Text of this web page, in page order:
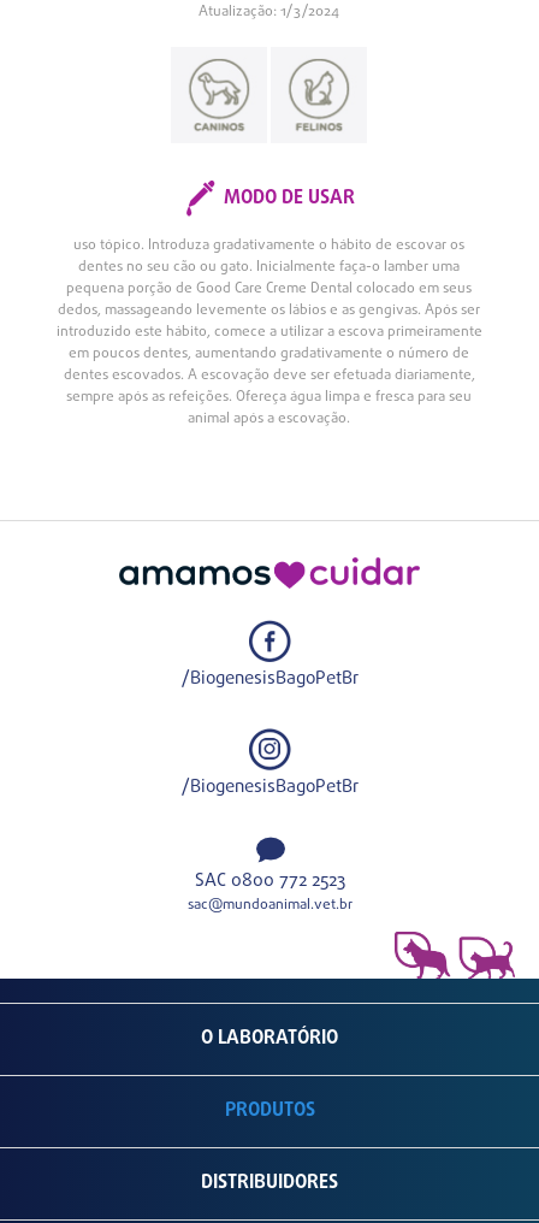
Atualização: 1/3/2024
MODO DE USAR
uso tópico. Introduza gradativamente o hábito de escovar os
dentes no seu cão ou gato. Inicialmente faça-o lamber uma
pequena porção de Good Care Creme Dental colocado em seus
dedos, massageando levemente os lábios e as gengivas. Após ser
introduzido este hábito, comece a utilizar a escova primeiramente
em poucos dentes, aumentando gradativamente o número de
dentes escovados. A escovação deve ser efetuada diariamente,
sempre após as refeições. Ofereça água limpa e fresca para seu
animal após a escovação.
/BiogenesisBagoPetBr
/BiogenesisBagoPetBr
SAC 0800 772 2523
sac@mundoanimal.vet.br
O LABORATÓRIO
PRODUTOS
DISTRIBUIDORES